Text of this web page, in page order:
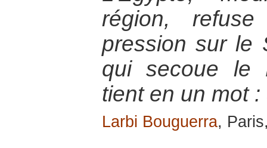
région,
pression sur le
qui secoue le
tient en un mot
Larbi Bouguerra,